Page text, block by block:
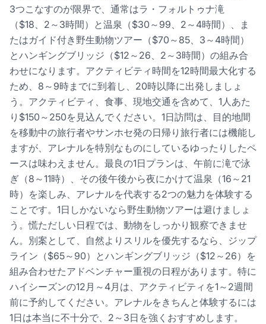
3つこなすのが限界で、通常はラ・フォルトゥナ滝
（$18、2～3時間）と温泉（$30～99、2～4時間）、ま
たはガイド付き野生動物ツアー（$70～85、3～4時間）
とハンギングブリッジ（$12～26、2～3時間）の組み合
わせになります。アクティビティ時間を12時間最大化する
ため、8～9時までに到着し、20時以降に出発しましょ
う。アクティビティ、食事、現地交通を含めて、1人あた
り$150～250を見込んでください。1日訪問は、目的地間
を移動中の旅行者やサンホセ発の日帰り旅行者には機能し
ますが、アレナルを特別なものにしているゆったりしたペ
ースは味わえません。最良の1日プランは、午前に滝で泳
ぎ（8～11時）、その後午後から夜にかけて温泉（16～21
時）を楽しみ、アレナルを代表する2つの魅力を体験する
ことです。1日しかないなら野生動物ツアーは避けましょ
う。慌ただしい日程では、動物をしっかり観察できませ
ん。別案として、自然よりスリルを優先するなら、ジップ
ライン（$65～90）とハンギングブリッジ（$12～26）を
組み合わせたアドベンチャー重視の日程があります。特に
ハイシーズンの12月～4月は、アクティビティを1～2週間
前に予約してください。アレナルをきちんと体験するには
1日は本当に不十分で、2～3日を強くおすすめします。